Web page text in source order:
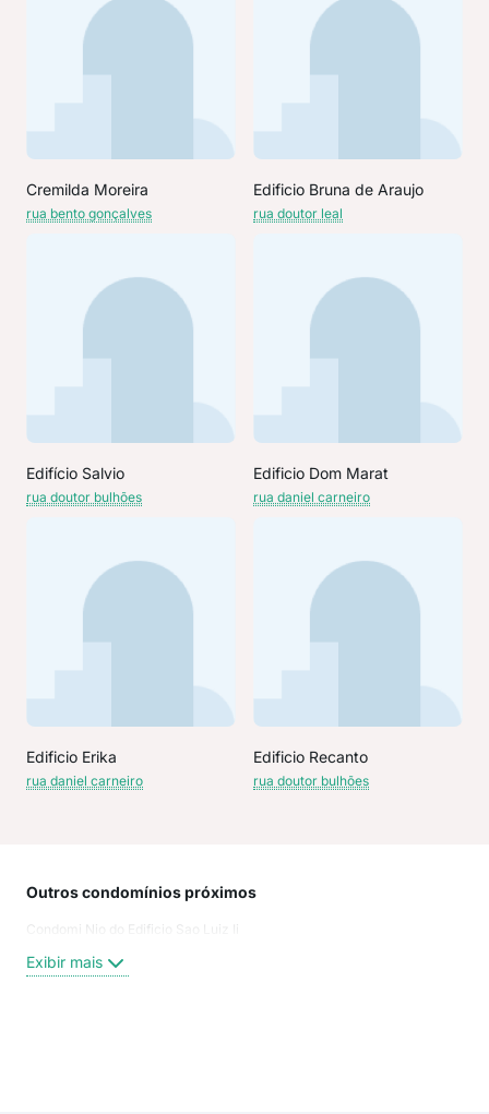
Cremilda Moreira
rua bento gonçalves
Edificio Bruna de Araujo
rua doutor leal
Edifício Salvio
rua doutor bulhões
Edificio Dom Marat
rua daniel carneiro
Edificio Erika
rua daniel carneiro
Edificio Recanto
rua doutor bulhões
Outros condomínios próximos
Condomi Nio do Edificio Sao Luiz Ii
Exibir mais